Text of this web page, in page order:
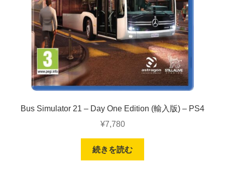
Bus Simulator 21 – Day One Edition (輸入版) – PS4
¥7,780
続きを読む